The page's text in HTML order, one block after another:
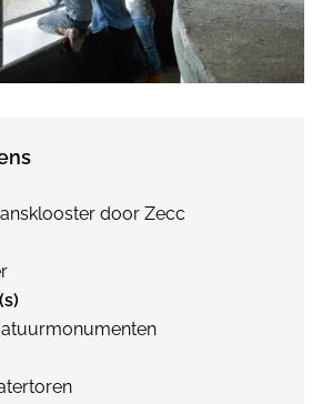
door Zecc